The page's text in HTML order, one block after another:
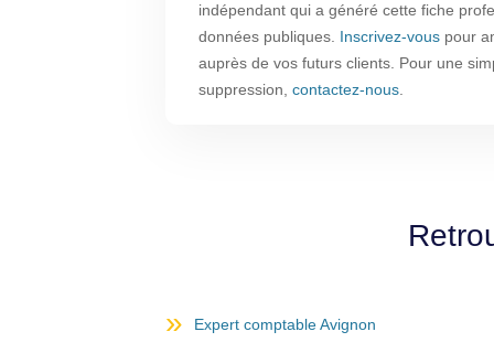
indépendant qui a généré cette fiche
données publiques. Inscrivez-vous pour
auprès de vos futurs clients. Pour une
suppression, contactez-nous
Expert comptable Avignon